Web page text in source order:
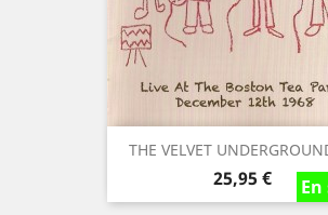
THE VELVET
Precio
25,95 €